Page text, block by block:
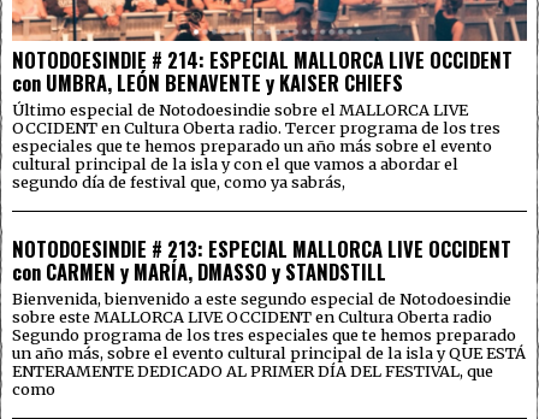
NOTODOESINDIE # 214: ESPECIAL MALLORCA LIVE OCCIDENT
con UMBRA, LEÓN BENAVENTE y KAISER CHIEFS
Último especial de Notodoesindie sobre el MALLORCA LIVE
OCCIDENT en Cultura Oberta radio. Tercer programa de los tres
especiales que te hemos preparado un año más sobre el evento
cultural principal de la isla y con el que vamos a abordar el
segundo día de festival que, como ya sabrás,
NOTODOESINDIE # 213: ESPECIAL MALLORCA LIVE OCCIDENT
con CARMEN y MARÍA, DMASSO y STANDSTILL
Bienvenida, bienvenido a este segundo especial de Notodoesindie
sobre este MALLORCA LIVE OCCIDENT en Cultura Oberta radio
Segundo programa de los tres especiales que te hemos preparado
un año más, sobre el evento cultural principal de la isla y QUE ESTÁ
ENTERAMENTE DEDICADO AL PRIMER DÍA DEL FESTIVAL, que
como